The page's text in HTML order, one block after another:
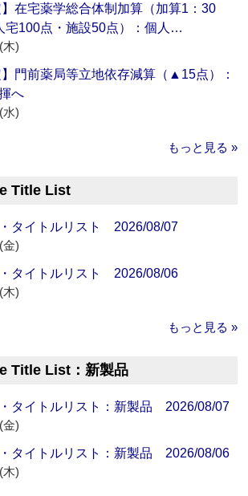
】在宅薬学総合体制加算（加算1：30
宅100点・施設50点）：個人…
木)
】門前薬局等立地依存減算（▲15点）：
へ
水)
もっと見る »
Title List
タイトルリスト 2026/08/07
金)
タイトルリスト 2026/08/06
木)
もっと見る »
Title List：新製品
タイトルリスト：新製品 2026/08/07
金)
タイトルリスト：新製品 2026/08/06
木)